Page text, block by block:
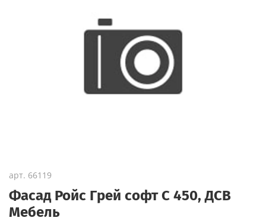
арт. 66119
Фасад Ройс Грей софт С 450, ДСВ
Мебель